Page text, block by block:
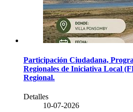
Participación Ciudadana,
Regionales de Iniciativa Local
Regional.
Detalles
10-07-2026